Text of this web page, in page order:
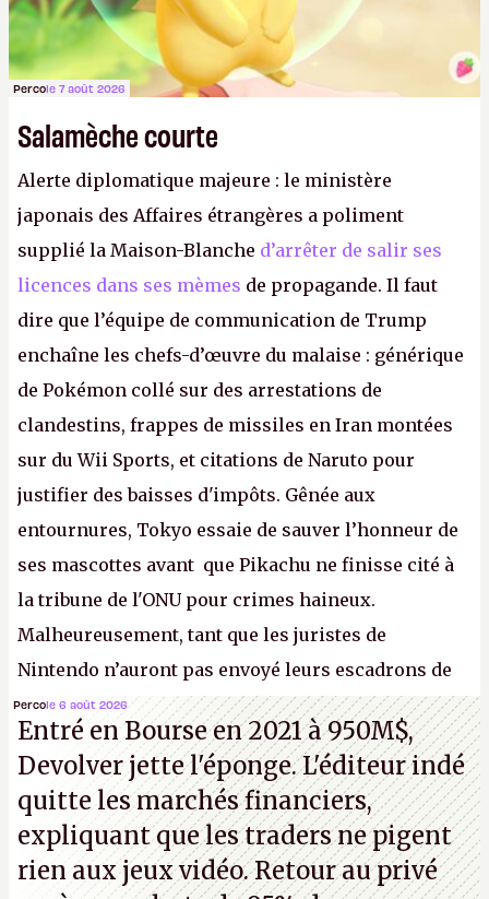
Percole 7 août 2026
Salamèche courte
Alerte diplomatique majeure : le ministère
japonais des Affaires étrangères a poliment
supplié la Maison-Blanche d’arrêter de salir ses
licences dans ses mèmes de propagande. Il faut
dire que l’équipe de communication de Trump
enchaîne les chefs-d’œuvre du malaise : générique
de Pokémon collé sur des arrestations de
clandestins, frappes de missiles en Iran montées
sur du Wii Sports, et citations de Naruto pour
justifier des baisses d'impôts. Gênée aux
entournures, Tokyo essaie de sauver l’honneur de
ses mascottes avant que Pikachu ne finisse cité à
la tribune de l'ONU pour crimes haineux.
Malheureusement, tant que les juristes de
Nintendo n’auront pas envoyé leurs escadrons de
la mort judiciaires pour distribuer du copyright
strike à tour de bras, l'Oncle Sam continuera
d'étaler sa confiture intellectuelle sur vos
souvenirs d'enfance.P.
Percole 6 août 2026
Entré en Bourse en 2021 à 950M$,
Devolver jette l'éponge. L'éditeur indé
quitte les marchés financiers,
expliquant que les traders ne pigent
rien aux jeux vidéo. Retour au privé